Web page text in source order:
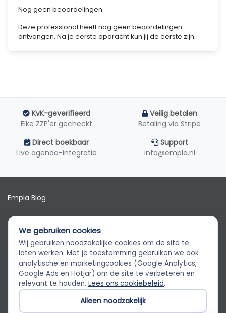
Nog geen beoordelingen
Deze professional heeft nog geen beoordelingen
ontvangen. Na je eerste opdracht kun jij de eerste zijn.
KvK-geverifieerd
Elke ZZP'er gecheckt
Veilig betalen
Betaling via Stripe
Direct boekbaar
Live agenda-integratie
Support
info@empla.nl
Empla Blog
Algemene voorwaarden
AVG
Privacybeleid
Cookiebeleid
Cookievoorkeuren
Empla Assistent
Altijd beschikbaar, stel een vraag
We gebruiken cookies
Wij gebruiken noodzakelijke cookies om de site te
laten werken. Met je toestemming gebruiken we ook
analytische en marketingcookies (Google Analytics,
Google Ads en Hotjar) om de site te verbeteren en
relevant te houden. Lees ons cookiebeleid.
Alleen noodzakelijk